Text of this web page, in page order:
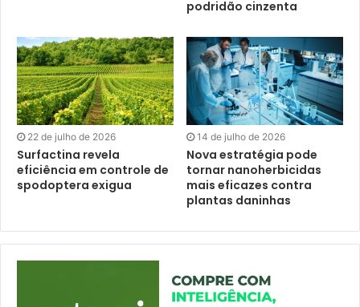
podridão cinzenta
22 de julho de 2026
Surfactina revela
eficiência em controle de
spodoptera exigua
14 de julho de 2026
Nova estratégia pode
tornar nanoherbicidas
mais eficazes contra
plantas daninhas